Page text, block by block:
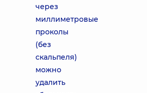
через
миллиметровые
проколы
(без
скальпеля)
можно
удалить